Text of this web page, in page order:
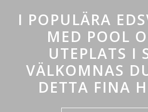
I POPULÄRA
MED POOL
UTEPLATS I
VÄLKOMNAS
DETTA FINA